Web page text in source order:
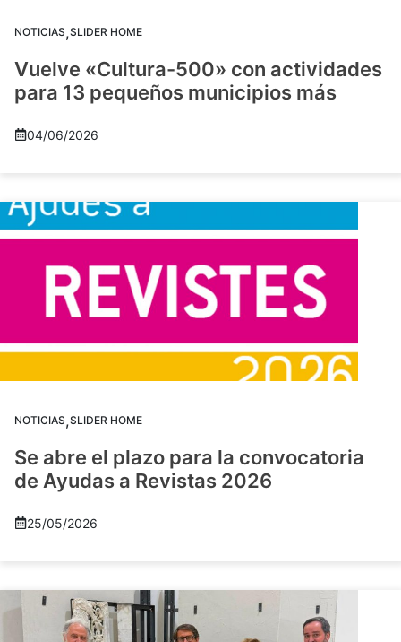
NOTICIAS,SLIDER HOME
Vuelve «Cultura-500» con actividades
para 13 pequeños municipios más
04/06/2026
NOTICIAS,SLIDER HOME
Se abre el plazo para la convocatoria
de Ayudas a Revistas 2026
25/05/2026